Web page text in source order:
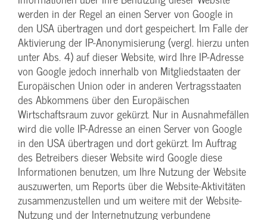
werden in der Regel an einen Server von Google in
den USA übertragen und dort gespeichert. Im Falle der
Aktivierung der IP-Anonymisierung (vergl. hierzu unten
unter Abs. 4) auf dieser Website, wird Ihre IP-Adresse
von Google jedoch innerhalb von Mitgliedstaaten der
Europäischen Union oder in anderen Vertragsstaaten
des Abkommens über den Europäischen
Wirtschaftsraum zuvor gekürzt. Nur in Ausnahmefällen
wird die volle IP-Adresse an einen Server von Google
in den USA übertragen und dort gekürzt. Im Auftrag
des Betreibers dieser Website wird Google diese
Informationen benutzen, um Ihre Nutzung der Website
auszuwerten, um Reports über die Website-Aktivitäten
zusammenzustellen und um weitere mit der Website-
Nutzung und der Internetnutzung verbundene